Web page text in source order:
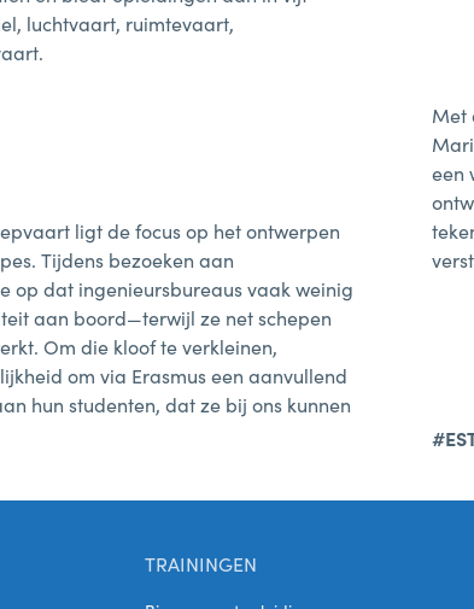
luchtvaart, ruimtevaart,
ligt de focus op het ontwerpen
Tijdens bezoeken aan
op dat ingenieursbureaus vaak weinig
aan boord—terwijl ze net schepen
Om die kloof te verkleinen,
om via Erasmus een aanvullend
hun studenten, dat ze bij ons kunnen
Met
een
TRAININGEN